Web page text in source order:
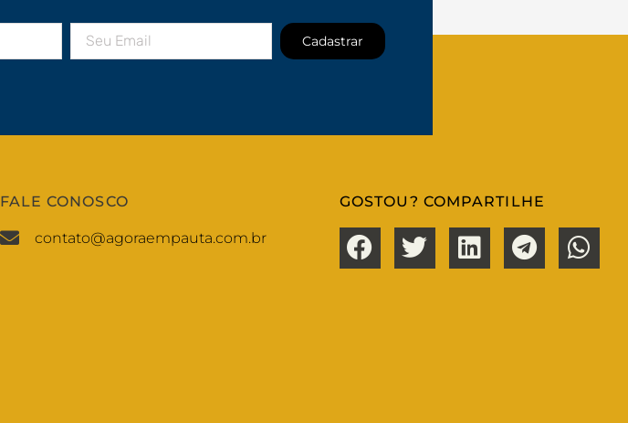
Cadastrar
FALE CONOSCO
contato@agoraempauta.com.br
GOSTOU? COMPARTILHE